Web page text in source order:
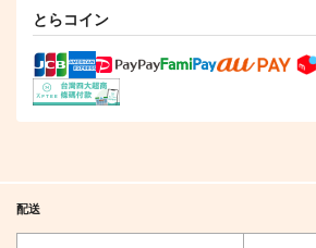
サンプル
作品詳細
サンプル
とらコイン
配送